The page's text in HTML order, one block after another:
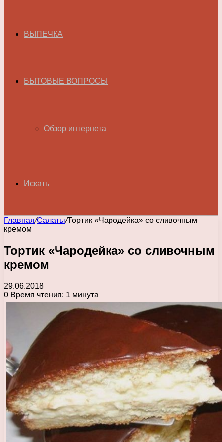
ВЫПЕЧКА
БЫТОВЫЕ ВОПРОСЫ
Обзор интернета
Искать
Главная/Салаты/Тортик «Чародейка» со сливочным
кремом
Тортик «Чародейка» со сливочным
кремом
29.06.2018
0 Время чтения: 1 минута